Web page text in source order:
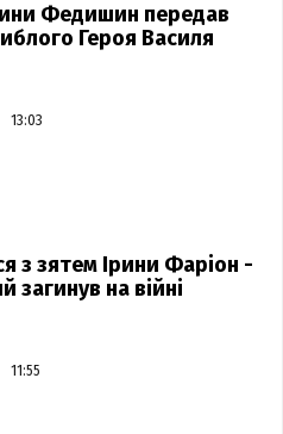
Федишин передав
Героя Василя
13:03
з зятем Ірини Фаріон -
на війні
11:55